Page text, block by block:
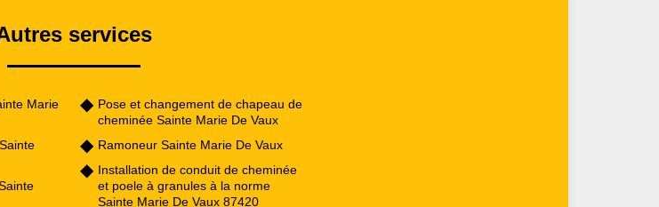
services
Marie
Pose et changement de chapeau de
cheminée Sainte Marie De Vaux
Ramoneur Sainte Marie De Vaux
Installation de conduit de cheminée
et poele à granules à la norme
Sainte Marie De Vaux 87420